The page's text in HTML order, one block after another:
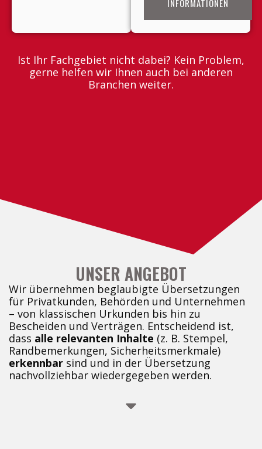
INFORMATIONEN
Ist Ihr Fachgebiet nicht dabei? Kein Problem,
gerne helfen wir Ihnen auch bei anderen
Branchen weiter.
UNSER ANGEBOT
Wir übernehmen beglaubigte Übersetzungen
für Privatkunden, Behörden und Unternehmen
– von klassischen Urkunden bis hin zu
Bescheiden und Verträgen. Entscheidend ist,
dass alle relevanten Inhalte (z. B. Stempel,
Randbemerkungen, Sicherheitsmerkmale)
erkennbar sind und in der Übersetzung
nachvollziehbar wiedergegeben werden.